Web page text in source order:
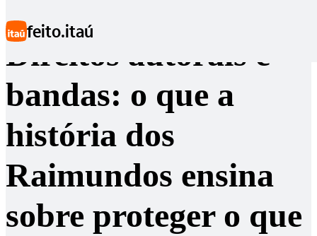
feito.itaú
Direitos autorais e
bandas: o que a
história dos
Raimundos ensina
sobre proteger o que